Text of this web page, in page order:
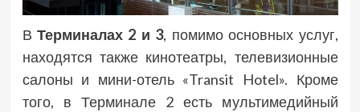
В Терминалах 2 и 3, помимо основных услуг,
находятся также кинотеатры, телевизионные
салоны и мини-отель «Transit Hotel». Кроме
того, в Терминале 2 есть мультимедийный